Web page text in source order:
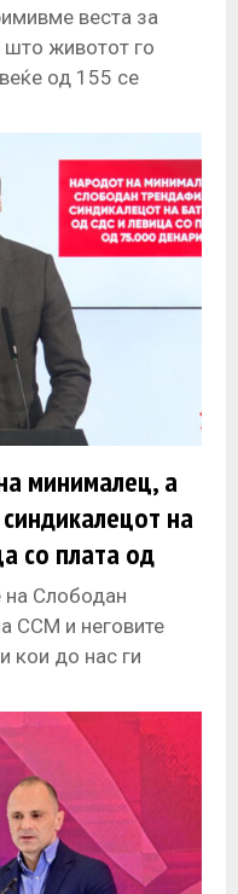
веста за
што животот го
од 155 се
минималец, а
на
со плата од
Слободан
ССМ и неговите
кои до нас ги